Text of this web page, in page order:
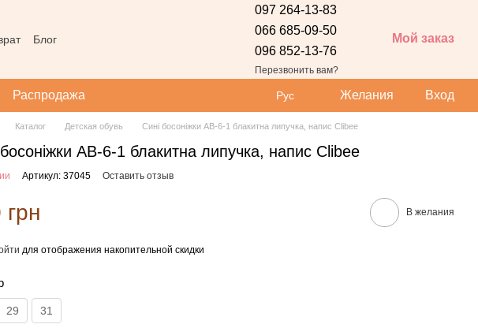
Блог
097 264-13-83
066 685-09-50
096 852-13-76
Перезвонить вам?
Мой заказ
Распродажа Рус Желания Вход
Каталог Детская обувь Сині босоніжки АВ-6-1 блакитна липучка, напис Clibee
АВ-6-1 блакитна липучка, напис Clibee
Артикул: 37045 Оставить отзыв
В желания
для отображения накопительной скидки
29 31